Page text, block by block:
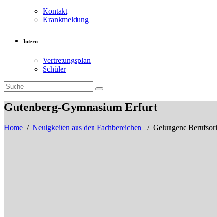
Kontakt
Krankmeldung
Intern
Vertretungsplan
Schüler
Gutenberg-Gymnasium Erfurt
Home / Neuigkeiten aus den Fachbereichen / Gelungene